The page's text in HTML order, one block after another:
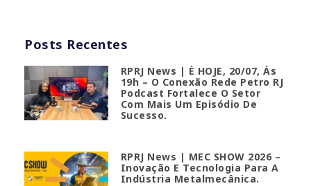
Posts Recentes
RPRJ News | É HOJE, 20/07, Às
19h – O Conexão Rede Petro RJ
Podcast Fortalece O Setor
Com Mais Um Episódio De
Sucesso.
RPRJ News | MEC SHOW 2026 –
Inovação E Tecnologia Para A
Indústria Metalmecânica.